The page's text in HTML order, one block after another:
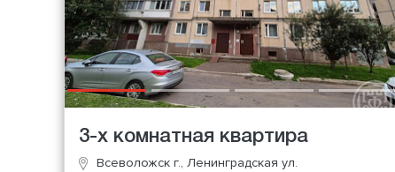
3-х комнатная квартира
Всеволожск г., Ленинградская ул.